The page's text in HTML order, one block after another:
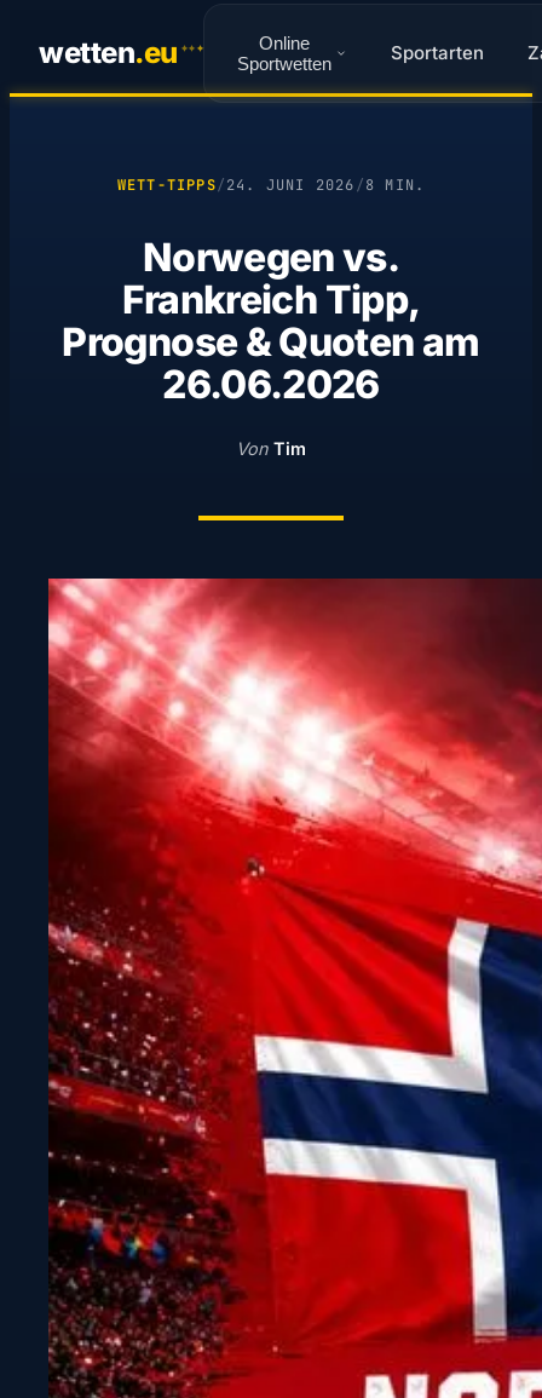
wetten.eu ✦✦ ✦
Online
Sportwetten
Sportarten
WETT-TIPPS/24. JUNI 2026/8 MIN.
Norwegen vs.
Frankreich Tipp,
Prognose & Quoten am
26.06.2026
Von Tim